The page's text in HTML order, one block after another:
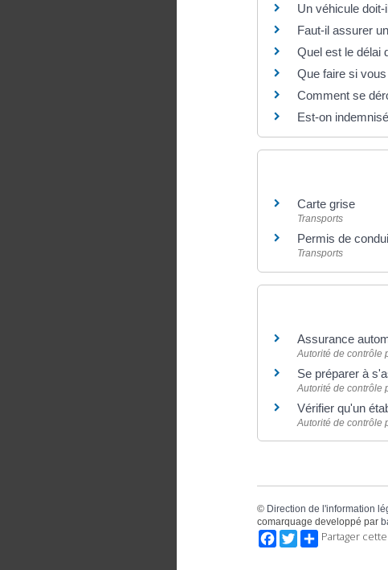
Un véhicule
Faut-il assurer
Quel est le délai
Que faire si
Comment se
Est-on
Carte grise
Transports
Permis de
Transports
Assurance
Autorité de contrôle
Se préparer à
Autorité de contrôle
Vérifier qu'un
Autorité de contrôle
© Direction de l'information
comarquage developpé par
Facebook
TwitterPartager